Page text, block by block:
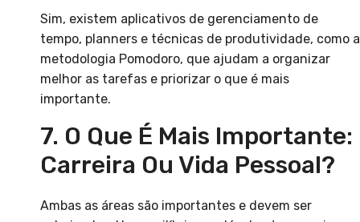
Sim, existem aplicativos de gerenciamento de
tempo, planners e técnicas de produtividade, como a
metodologia Pomodoro, que ajudam a organizar
melhor as tarefas e priorizar o que é mais
importante.
7. O Que É Mais Importante:
Carreira Ou Vida Pessoal?
Ambas as áreas são importantes e devem ser